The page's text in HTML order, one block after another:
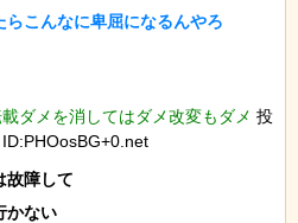
こんなに卑屈になるんやろ
ダメを消してはダメ改変もダメ 投
故障して
かない